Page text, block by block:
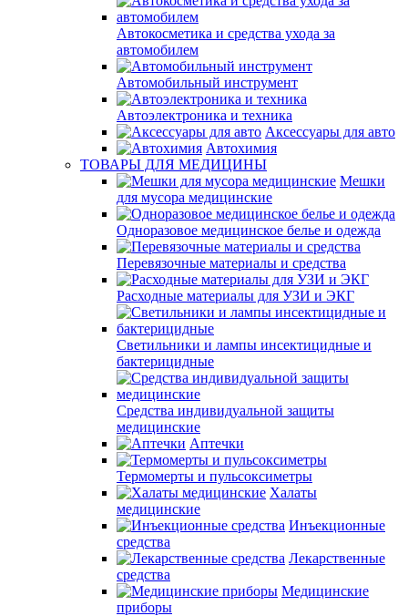
Автокосметика и средства ухода за
автомобилем
Автомобильный инструмент
Автоэлектроника и техника
Аксессуары для авто
Автохимия
ТОВАРЫ ДЛЯ МЕДИЦИНЫ
Мешки
для мусора медицинские
Одноразовое медицинское белье и одежда
Перевязочные материалы и средства
Расходные материалы для УЗИ и ЭКГ
Светильники и лампы инсектицидные и
бактерицидные
Средства индивидуальной защиты
медицинские
Аптечки
Термомерты и пульсоксиметры
Халаты
медицинские
Инъекционные
средства
Лекарственные
средства
Медицинские
приборы